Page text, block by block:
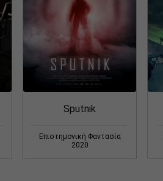
Sputnik
Επιστημονική Φαντασία
2020